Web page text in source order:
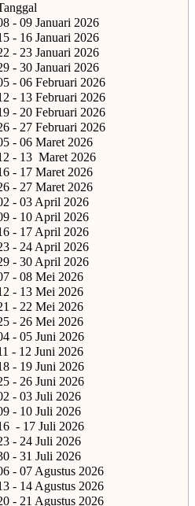
- 09 Januari 2026
- 16 Januari 2026
- 23 Januari 2026
- 30 Januari 2026
- 06 Februari 2026
- 13 Februari 2026
- 20 Februari 2026
- 27 Februari 2026
- 06 Maret 2026
- 13 Maret 2026
- 17 Maret 2026
- 27 Maret 2026
- 03 April 2026
- 10 April 2026
- 17 April 2026
- 24 April 2026
- 30 April 2026
- 08 Mei 2026
- 13 Mei 2026
- 22 Mei 2026
- 26 Mei 2026
- 05 Juni 2026
- 12 Juni 2026
- 19 Juni 2026
- 26 Juni 2026
- 03 Juli 2026
- 10 Juli 2026
- 17 Juli 2026
- 24 Juli 2026
- 31 Juli 2026
- 07 Agustus 2026
- 14 Agustus 2026
- 21 Agustus 2026